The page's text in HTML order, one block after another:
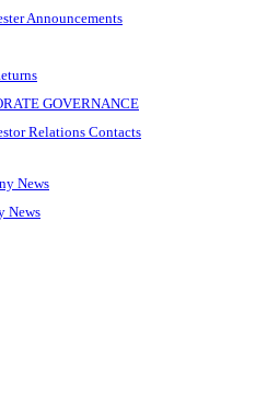
Announcements
GOVERNANCE
Relations Contacts
News
News